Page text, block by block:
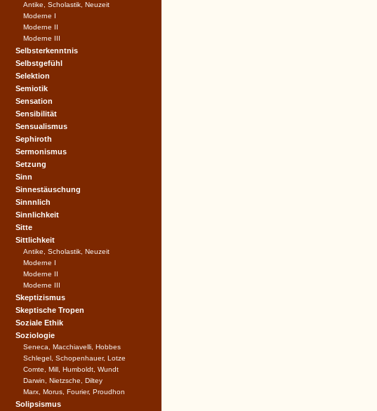
Antike, Scholastik, Neuzeit
Moderne I
Moderne II
Moderne III
Selbsterkenntnis
Selbstgefühl
Selektion
Semiotik
Sensation
Sensibilität
Sensualismus
Sephiroth
Sermonismus
Setzung
Sinn
Sinnestäuschung
Sinnnlich
Sinnlichkeit
Sitte
Sittlichkeit
Antike, Scholastik, Neuzeit
Moderne I
Moderne II
Moderne III
Skeptizismus
Skeptische Tropen
Soziale Ethik
Soziologie
Seneca, Macchiavelli, Hobbes
Schlegel, Schopenhauer, Lotze
Comte, Mill, Humboldt, Wundt
Darwin, Nietzsche, Diltey
Marx, Morus, Fourier, Proudhon
Solipsismus